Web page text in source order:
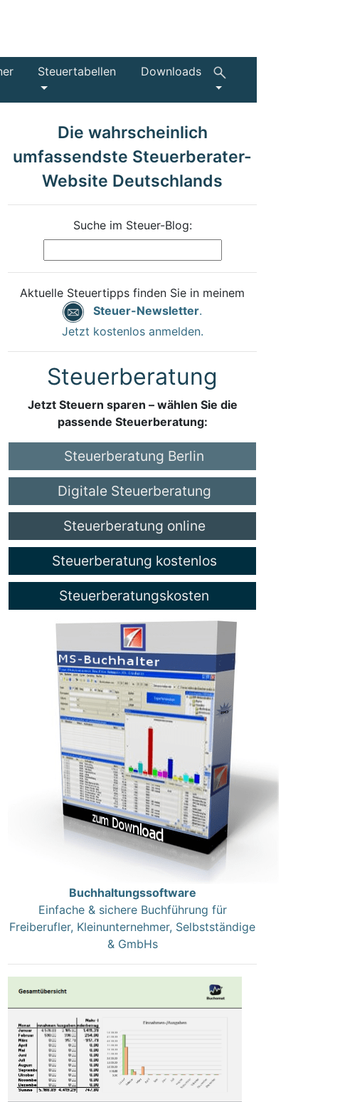
Steuertabellen Downloads
Die wahrscheinlich
umfassendste Steuerberater-
Website Deutschlands
Suche im Steuer-Blog:
Aktuelle Steuertipps finden Sie in meinem
Steuer-Newsletter.
Jetzt kostenlos anmelden.
Steuerberatung
Jetzt Steuern sparen – wählen Sie die
passende Steuerberatung:
Steuerberatung Berlin
Digitale Steuerberatung
Steuerberatung online
Steuerberatung kostenlos
Steuerberatungskosten
Buchhaltungssoftware
Einfache & sichere Buchführung für
Freiberufler, Kleinunternehmer, Selbstständige
& GmbHs